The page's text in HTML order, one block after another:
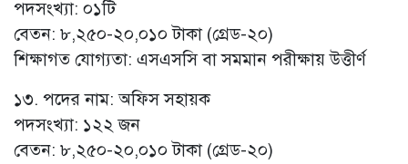
পদসংখ্যা: ০১টি
বেতন: ৮,২৫০-২০,০১০ টাকা (গ্রেড-২০)
শিক্ষাগত যোগ্যতা: এসএসসি বা সমমান পরীক্ষায় উত্তীর্ণ
১৩. পদের নাম: অফিস সহায়ক
পদসংখ্যা: ১২২ জন
বেতন: ৮,২৫০-২০,০১০ টাকা (গ্রেড-২০)